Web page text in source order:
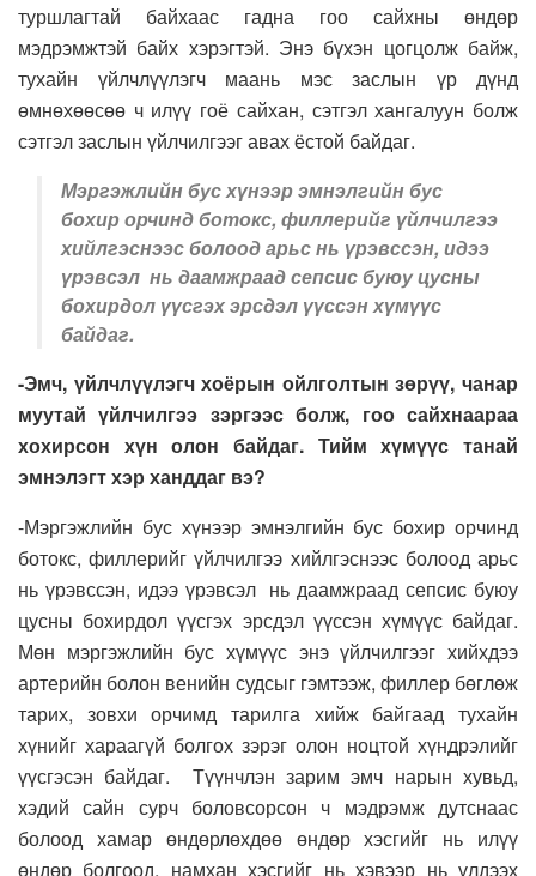
туршлагтай байхаас гадна гоо сайхны өндөр
мэдрэмжтэй байх хэрэгтэй. Энэ бүхэн цогцолж байж,
тухайн үйлчлүүлэгч маань мэс заслын үр дүнд
өмнөхөөсөө ч илүү гоё сайхан, сэтгэл хангалуун болж
сэтгэл заслын үйлчилгээг авах ёстой байдаг.
Мэргэжлийн бус хүнээр эмнэлгийн бус
бохир орчинд ботокс, филлерийг үйлчилгээ
хийлгэснээс болоод арьс нь үрэвссэн, идээ
үрэвсэл нь даамжраад сепсис буюу цусны
бохирдол үүсгэх эрсдэл үүссэн хүмүүс
байдаг.
-Эмч, үйлчлүүлэгч хоёрын ойлголтын зөрүү, чанар
муутай үйлчилгээ зэргээс болж, гоо сайхнаараа
хохирсон хүн олон байдаг. Тийм хүмүүс танай
эмнэлэгт хэр ханддаг вэ?
-Мэргэжлийн бус хүнээр эмнэлгийн бус бохир орчинд
ботокс, филлерийг үйлчилгээ хийлгэснээс болоод арьс
нь үрэвссэн, идээ үрэвсэл нь даамжраад сепсис буюу
цусны бохирдол үүсгэх эрсдэл үүссэн хүмүүс байдаг.
Мөн мэргэжлийн бус хүмүүс энэ үйлчилгээг хийхдээ
артерийн болон венийн судсыг гэмтээж, филлер бөглөж
тарих, зовхи орчимд тарилга хийж байгаад тухайн
хүнийг хараагүй болгох зэрэг олон ноцтой хүндрэлийг
үүсгэсэн байдаг. Түүнчлэн зарим эмч нарын хувьд,
хэдий сайн сурч боловсорсон ч мэдрэмж дутснаас
болоод хамар өндөрлөхдөө өндөр хэсгийг нь илүү
өндөр болгоод, намхан хэсгийг нь хэвээр нь үлдээх